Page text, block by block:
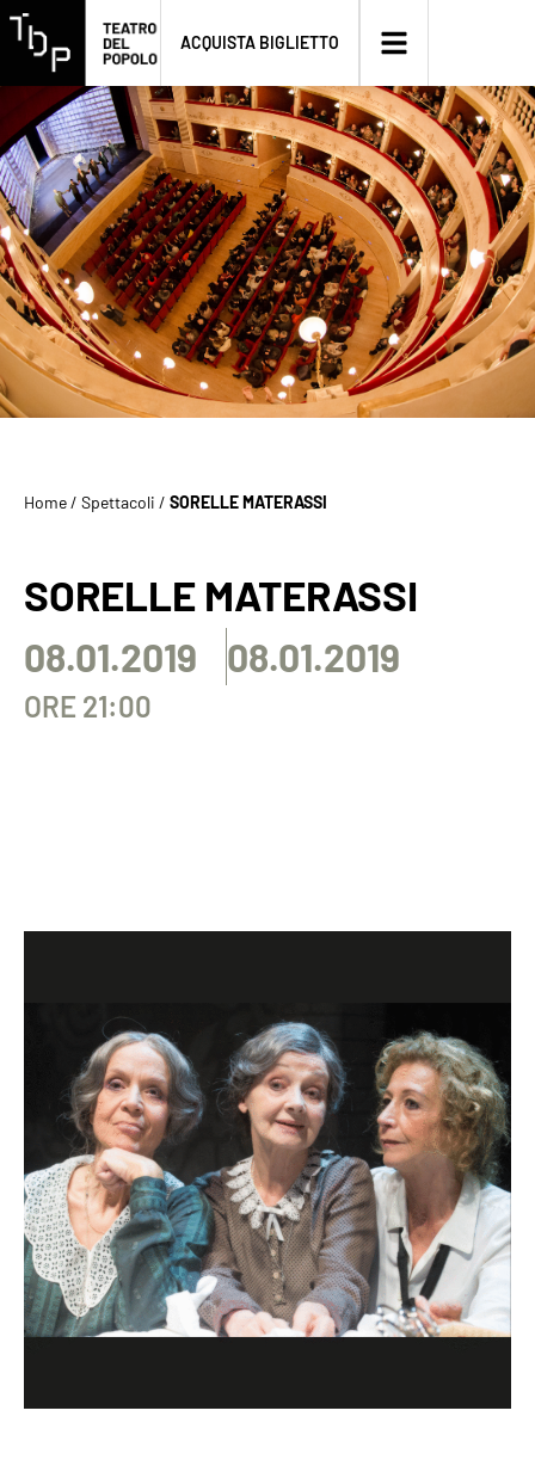
ACQUISTA BIGLIETTO
Home/ Spettacoli / SORELLE MATERASSI
SORELLE MATERASSI
08.01.2019 08.01.2019
ORE 21:00